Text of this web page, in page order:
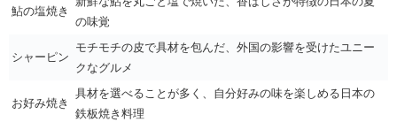
鮎の塩焼き
の味覚
シャーピン
モチモチの皮で具材を包んだ、外国の影響を受けたユニー
クなグルメ
お好み焼き
具材を選べることが多く、自分好みの味を楽しめる日本の
鉄板焼き料理